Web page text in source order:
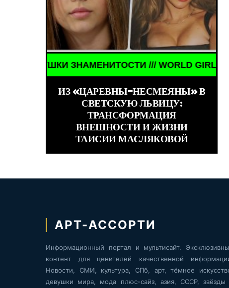
/// WORLD GIRLS /// ДЕВУШКИ
ИЗ «ЦАРЕВНЫ-НЕСМЕЯНЫ» В
СВЕТСКУЮ ЛЬВИЦУ:
ТРАНСФОРМАЦИЯ
ВНЕШНОСТИ И ЖИЗНИ
ТАИСИИ МАСЛЯКОВОЙ
ЗНАМЕНИТОСТИ ///
АРТ-АССОРТИ
Информационный портал и мультисайт.
контент для ценителей качественной
Новости, СМИ, культура, СПб, арт, тёмное
девушки мира, мода плюс-сайз, азия, СССР, звёзды